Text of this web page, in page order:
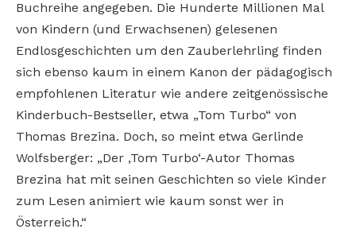
Buchreihe angegeben. Die Hunderte Millionen Mal
von Kindern (und Erwachsenen) gelesenen
Endlosgeschichten um den Zauberlehrling finden
sich ebenso kaum in einem Kanon der pädagogisch
empfohlenen Literatur wie andere zeitgenössische
Kinderbuch-Bestseller, etwa „Tom Turbo“ von
Thomas Brezina. Doch, so meint etwa Gerlinde
Wolfsberger: „Der ‚Tom Turbo‘-Autor Thomas
Brezina hat mit seinen Geschichten so viele Kinder
zum Lesen animiert wie kaum sonst wer in
Österreich.“